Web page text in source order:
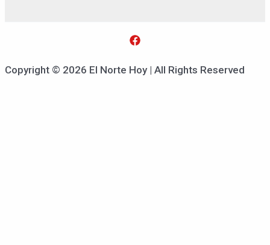
Copyright © 2026 El Norte Hoy | All Rights Reserved